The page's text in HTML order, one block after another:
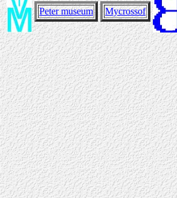
Peter museum Mycrossof